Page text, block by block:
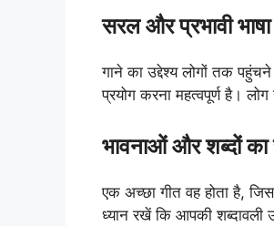
सरल और प्रभावी
गाने का उद्देश्य लोगों तक
प्रयोग करना महत्वपूर्ण है।
भावनाओं और शब्दों
एक अच्छा गीत वह होता है,
ध्यान रखें कि आपकी शब्दावली